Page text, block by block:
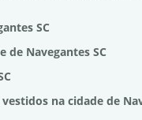
SC
Navegantes SC
na cidade de